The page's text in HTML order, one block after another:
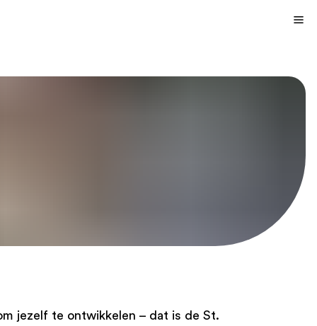
jezelf te ontwikkelen – dat is de St.